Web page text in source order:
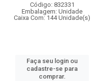
Código: 832331
Embalagem: Unidade
Caixa Com: 144 Unidade(s)
Faça seu login ou
cadastre-se para
comprar.